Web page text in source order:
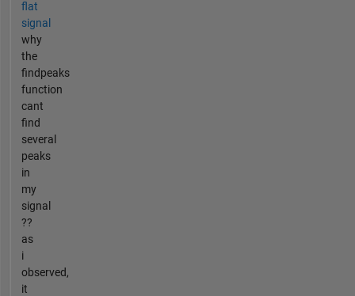
flat
signal
why
the
findpeaks
function
cant
find
several
peaks
in
my
signal
??
as
i
observed,
it